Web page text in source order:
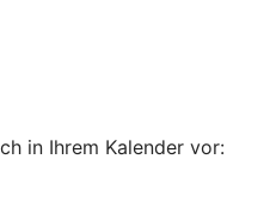
in Ihrem Kalender vor: